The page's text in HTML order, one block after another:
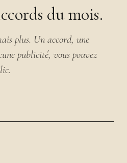
du mois.
plus. Un accord, une
publicité, vous pouvez